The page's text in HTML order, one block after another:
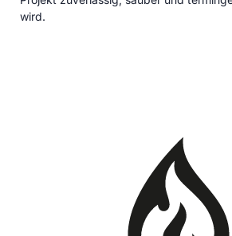
wird.